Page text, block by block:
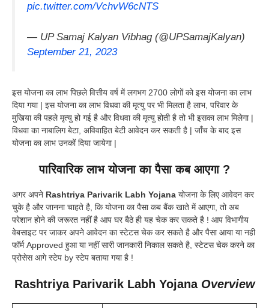
pic.twitter.com/VchvW6cNTS
— UP Samaj Kalyan Vibhag (@UPSamajKalyan)
September 21, 2023
इस योजना का लाभ पिछले वित्तीय वर्ष में लगभग 2700 लोगों को इस योजना का लाभ
दिया गया | इस योजना का लाभ विधवा की मृत्यु पर भी मिलता है लाभ, परिवार के
मुखिया की पहले मृत्यु हो गई है और विधवा की मृत्यु होती है तो भी इसका लाभ मिलेगा |
विधवा का नाबालिग बेटा, अविवाहित बेटी आवेदन कर सकती है | जाँच के बाद इस
योजना का लाभ उनकों दिया जायेगा |
पारिवारिक लाभ योजना का पैसा कब आएगा ?
अगर अपने Rashtriya Parivarik Labh Yojana योजना के लिए आवेदन कर
चुके है और जानना चाहते है, कि योजना का पैसा कब बैंक खाते में आएगा, तो अब
परेशान होने की जरूरत नहीं है आप घर बैठे ही यह चेक कर सकते है ! आप विभागीय
वेबसाइट पर जाकर अपने आवेदन का स्टेटस चेक कर सकते है और पैसा आया या नही
फॉर्म Approved हुआ या नहीं सारी जानकारी निकाल सकते है, स्टेटस चेक करने का
प्रोसेस आगे स्टेप by स्टेप बताया गया है !
Rashtriya Parivarik Labh YojanaOverview